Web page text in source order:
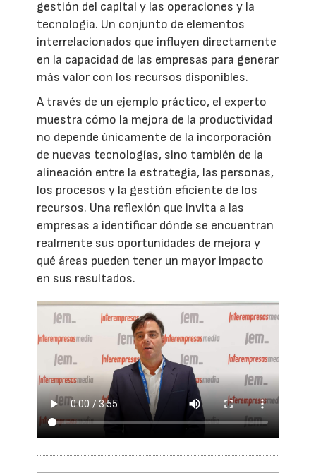
gestión del capital y las operaciones y la
tecnología. Un conjunto de elementos
interrelacionados que influyen directamente
en la capacidad de las empresas para generar
más valor con los recursos disponibles.
A través de un ejemplo práctico, el experto
muestra cómo la mejora de la productividad
no depende únicamente de la incorporación
de nuevas tecnologías, sino también de la
alineación entre la estrategia, las personas,
los procesos y la gestión eficiente de los
recursos. Una reflexión que invita a las
empresas a identificar dónde se encuentran
realmente sus oportunidades de mejora y
qué áreas pueden tener un mayor impacto
en sus resultados.